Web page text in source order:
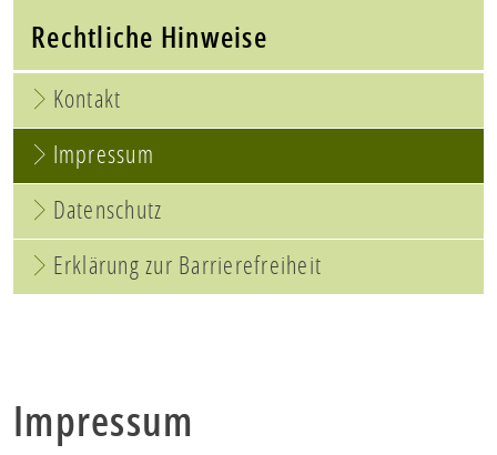
Rechtliche Hinweise
Kontakt
Impressum
Datenschutz
Erklärung zur Barrierefreiheit
Impressum